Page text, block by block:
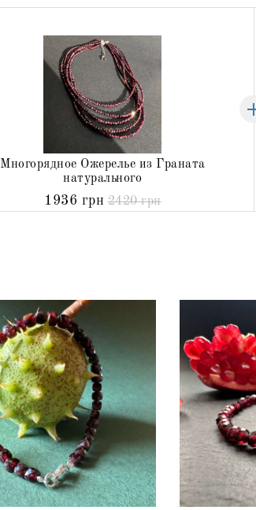
1936 грн 2420 грн
Многорядное Ожерелье из Граната
натурального